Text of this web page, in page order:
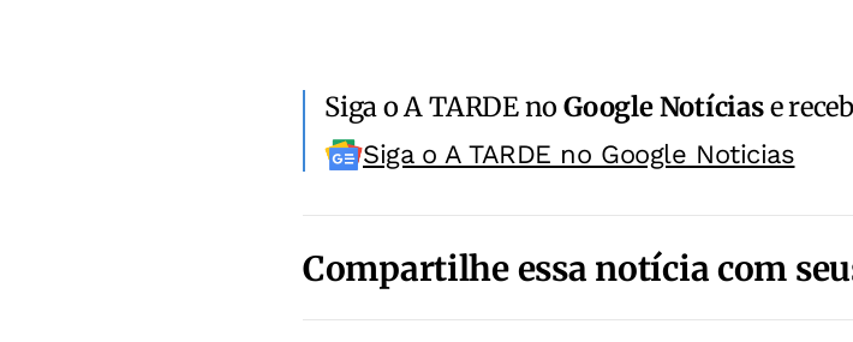
Siga o A TARDE noGoogle Notíciase
Siga o A TARDE no Google Noticias
Compartilhe essa notícia com